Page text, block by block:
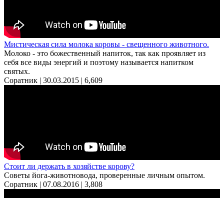
Мистическая сила молока коровы - свещенного животного.
Молоко - это божественный напиток, так как проявляет из
себя все виды энергий и поэтому называется напитком
святых.
Соратник | 30.03.2015 | 6,609
Стоит ли держать в хозяйстве корову?
Советы йога-животновода, проверенные личным опытом.
Соратник | 07.08.2016 | 3,808